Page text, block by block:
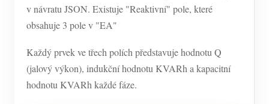
v návratu JSON. Existuje "Reaktivní" pole, které
obsahuje 3 pole v "EA"
Každý prvek ve třech polích představuje hodnotu Q
(jalový výkon), indukční hodnotu KVARh a kapacitní
hodnotu KVARh každé fáze.